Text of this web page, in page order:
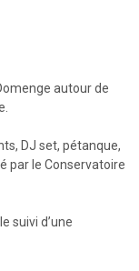
autour de
DJ set, pétanque,
par le Conservatoire
suivi d’une